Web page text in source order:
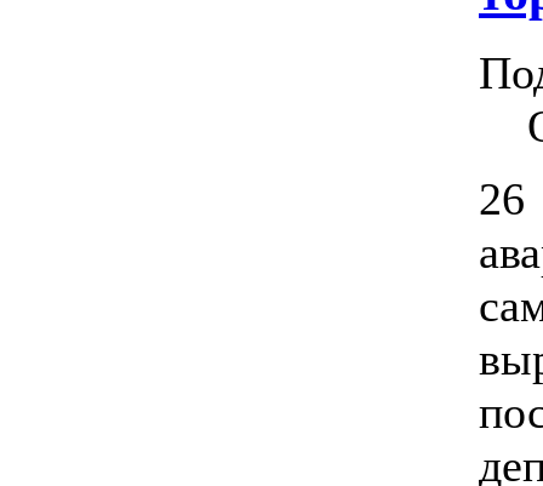
26